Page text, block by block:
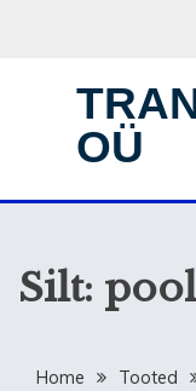
OÜ
Silt:
Home Tooted